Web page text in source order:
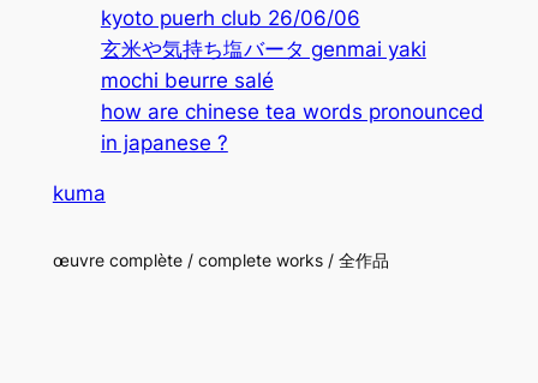
kyoto puerh club 26/06/06
玄米や気持ち塩バータ genmai yaki
mochi beurre salé
how are chinese tea words pronounced
in japanese ?
kuma
œuvre complète / complete works / 全作品